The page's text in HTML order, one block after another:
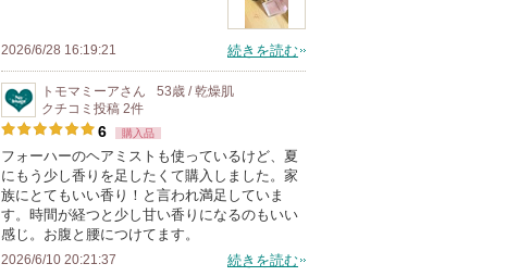
録
さ
れ
ま
す
2026/6/28 16:19:21 続きを読む
トモマミーアさん
53歳 / 乾燥肌
クチコミ投稿 2件
6 購入品
フォーハーのヘアミストも使っているけど、夏
にもう少し香りを足したくて購入しました。家
族にとてもいい香り！と言われ満足していま
す。時間が経つと少し甘い香りになるのもいい
感じ。お腹と腰につけてます。
2026/6/10 20:21:37 続きを読む